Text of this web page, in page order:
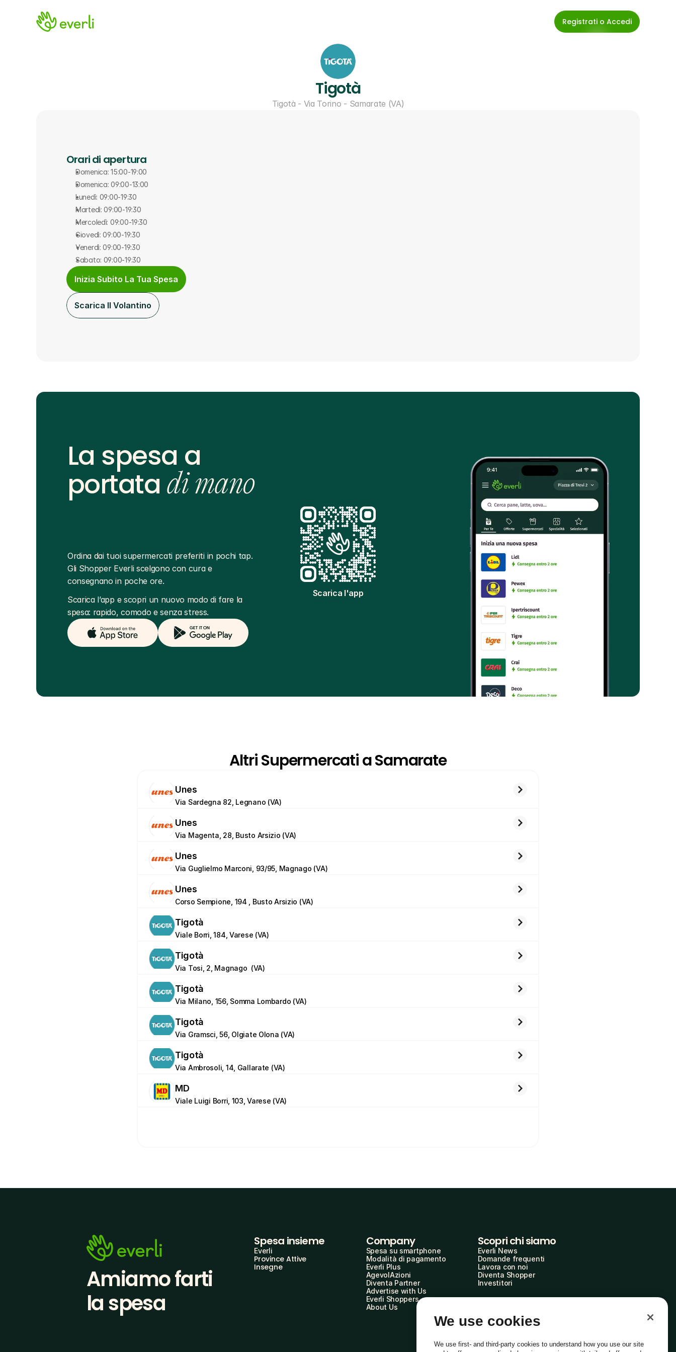
Registrati o Accedi
Tigotà
Tigotà - Via Torino - Samarate (VA)
Orari di apertura
Domenica: 15:00-19:00
Domenica: 09:00-13:00
Lunedì: 09:00-19:30
Martedì: 09:00-19:30
Mercoledì: 09:00-19:30
Giovedì: 09:00-19:30
Venerdì: 09:00-19:30
Sabato: 09:00-19:30
Inizia Subito La Tua Spesa
Scarica Il Volantino
Scarica l'app
La spesa a
portata di mano
Ordina dai tuoi supermercati preferiti in pochi tap.
Gli Shopper Everli scelgono con cura e
consegnano in poche ore.
Scarica l’app e scopri un nuovo modo di fare la
spesa: rapido, comodo e senza stress.
Altri Supermercati a Samarate
Unes
Via Sardegna 82, Legnano (VA)
Unes
Via Magenta, 28, Busto Arsizio (VA)
Unes
Via Guglielmo Marconi, 93/95, Magnago (VA)
Unes
Corso Sempione, 194 , Busto Arsizio (VA)
Tigotà
Viale Borri, 184, Varese (VA)
Tigotà
Via Tosi, 2, Magnago  (VA)
Tigotà
Via Milano, 156, Somma Lombardo (VA)
Tigotà
Via Gramsci, 56, Olgiate Olona (VA)
Tigotà
Via Ambrosoli, 14, Gallarate (VA)
MD
Viale Luigi Borri, 103, Varese (VA)
Amiamo farti
la spesa
Spesa insieme
Everli
Province Attive
Insegne
Company
Spesa su smartphone
Modalità di pagamento
Everli Plus
AgevolAzioni
Diventa Partner
Advertise with Us
Everli Shoppers
About Us
Scopri chi siamo
Everli News
Domande frequenti
Lavora con noi
Diventa Shopper
Investitori
We use cookies
We use first- and third-party cookies to understand how you use our site